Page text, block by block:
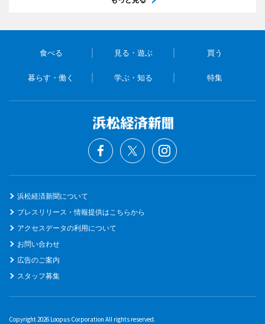
食べる 見る・遊ぶ 買う
暮らす・働く 学ぶ・知る 特集
浜松経済新聞について
プレスリリース・情報提供はこちらから
アクセスデータの利用について
お問い合わせ
広告のご案内
スタッフ募集
Copyright 2026 Loopus Corporation All rights reserved.